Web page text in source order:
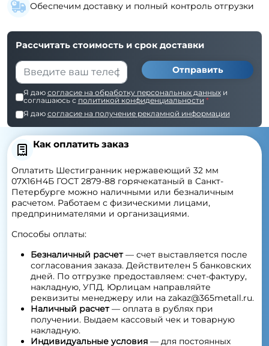
Обеспечим доставку и полный контроль отгрузки
Рассчитать стоимость и срок доставки
Отправить
Я даю согласие на обработку персональных данныхи
соглашаюсь с политикой конфиденциальности *
Я даю согласие на получение рекламной информации
Как оплатить заказ
Оплатить Шестигранник нержавеющий 32 мм
07Х16Н4Б ГОСТ 2879-88 горячекатаный в Санкт-
Петербурге можно наличными или безналичным
расчетом. Работаем с физическими лицами,
предпринимателями и организациями.
Способы оплаты:
Безналичный расчет— счет выставляется после
согласования заказа. Действителен 5 банковских
дней. По отгрузке предоставляем: счет-фактуру,
накладную, УПД. Юрлицам направляйте
реквизиты менеджеру или на zakaz@365metall.ru.
Наличный расчет— оплата в рублях при
получении. Выдаем кассовый чек и товарную
накладную.
Индивидуальные условия— для постоянных